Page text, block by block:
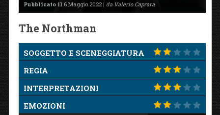
Pubblicato il 6 Maggio 2022 | da Valerio Caprara
The Northman
SOGGETTO E SCENEGGIATURA
REGIA
INTERPRETAZIONI
EMOZIONI